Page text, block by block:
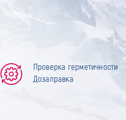
Проверка герметичности
Дозаправка